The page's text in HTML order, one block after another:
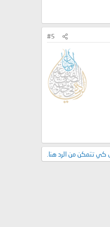
#5
كي تتمكن من الرد هنا.